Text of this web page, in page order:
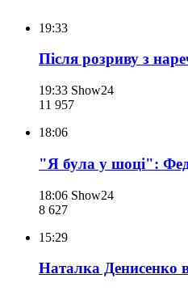
19:33
Після розриву з
19:33 Show24
11 957
18:06
"Я була у шоці":
18:06 Show24
8 627
15:29
Наталка Денисенко